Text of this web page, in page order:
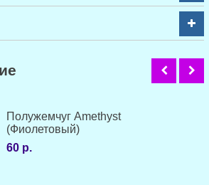
Полужемчуг Amethyst
(Фиолетовый)
60 р.